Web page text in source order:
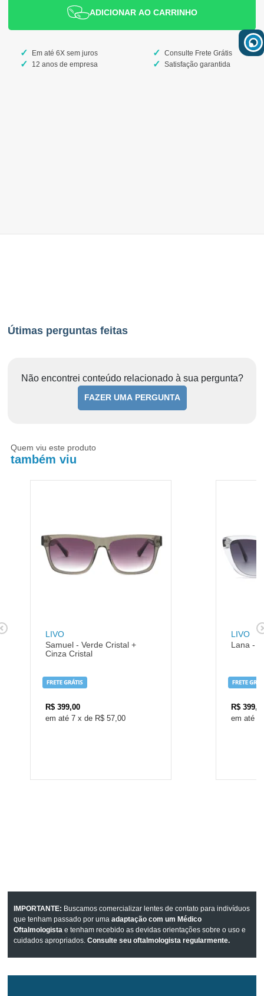
ADICIONAR AO CARRINHO
Em até 6X sem juros
12 anos de empresa
Consulte Frete Grátis
Satisfação garantida
Útimas perguntas feitas
Não encontrei conteúdo relacionado à sua pergunta?
FAZER UMA PERGUNTA
Quem viu este produto
também viu
LIVO
Samuel - Verde Cristal +
Cinza Cristal
R$ 399,00
7 x de R$ 57,00
LIVO
Lana -
R$
IMPORTANTE: Buscamos comercializar lentes de contato para indivíduos
que tenham passado por umaadaptação com um Médico
Oftalmologista e tenham recebido as devidas orientações sobre o uso e
cuidados apropriados.Consulte seu oftalmologista regularmente.